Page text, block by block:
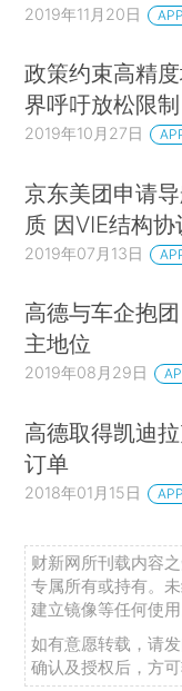
2019年11月20日
政策约束高精
界呼吁放松限制
2019年10月27日
京东美团申请
质 因VIE结构
2019年07月13日
高德与车企抱
主地位
2019年08月29日
高德取得凯迪
订单
2018年01月15日
财新网所刊载内容
专属所有或持有。
建立镜像等任何使用
如有意愿转载，请
确认及授权后，方可